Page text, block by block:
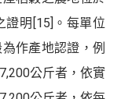
證明 [15] 。每單位
作產地認證，例
公斤者，依實